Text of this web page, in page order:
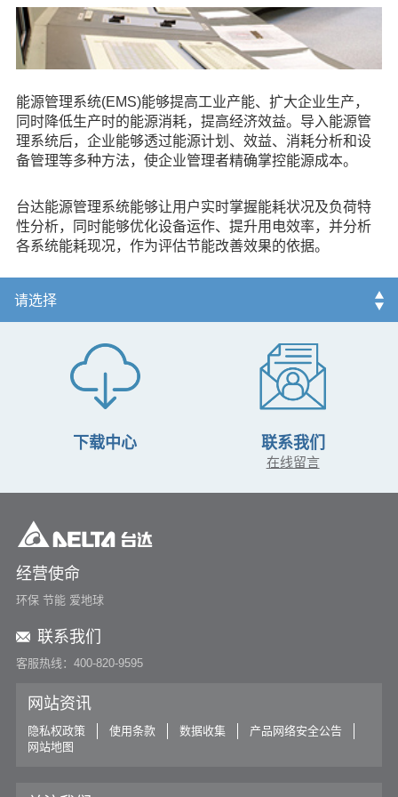
能源管理系统(EMS)能够提高工业产能、扩大企业生产，
同时降低生产时的能源消耗，提高经济效益。导入能源管
理系统后，企业能够透过能源计划、效益、消耗分析和设
备管理等多种方法，使企业管理者精确掌控能源成本。
台达能源管理系统能够让用户实时掌握能耗状况及负荷特
性分析，同时能够优化设备运作、提升用电效率，并分析
各系统能耗现况，作为评估节能改善效果的依据。
下载中心 联系我们
在线留言
经营使命
环保 节能 爱地球
联系我们
客服热线：400-820-9595
网站资讯
隐私权政策 使用条款 数据收集
产品网络安全公告
网站地图